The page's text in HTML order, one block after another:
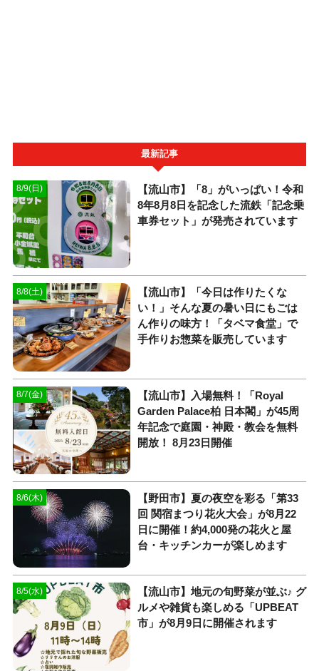
最新記事
8/9(日)
【流山市】「8」がいっぱい！令和
8年8月8日を記念した流鉄「記念乗
車券セット」が発売されています
8/8(土)
【流山市】「今日は作りたくな
い！」そんな夏の暑い日にもごは
ん作りの味方！「タベマ食堂」で
手作りお惣菜を販売しています
8/7(金)
【流山市】入場無料！「Royal
Garden Palace柏 日本閣」が45周
年記念で庭園・神殿・教会を無料
開放！ 8月23日開催
8/6(木)
【野田市】夏の夜空を彩る「第33
回 関宿まつり花火大会」が8月22
日に開催！約4,000発の花火と屋
台・キッチンカーが楽しめます
8/5(水)
【流山市】地元の旬野菜が並ぶ♪ グ
ルメや雑貨も楽しめる「UPBEAT
市」が8月9日に開催されます